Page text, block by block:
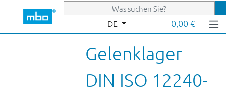
Zum Hauptinhalt springen
DE 0,00 €
Gelenklager
DIN ISO 12240-